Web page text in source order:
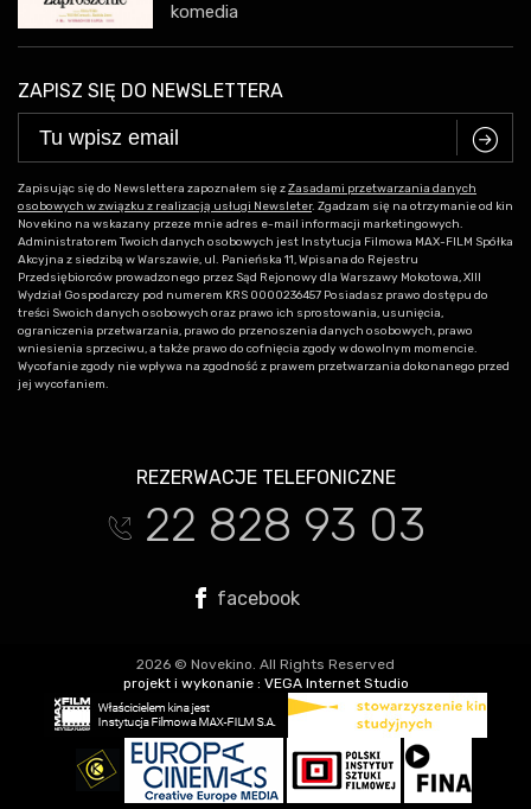
komedia
ZAPISZ SIĘ DO NEWSLETTERA
C
Zapisując się do Newslettera zapoznałem się zZasadami przetwarzania danych
osobowych w związku z realizacją usługi Newsleter. Zgadzam się na otrzymanie od kin
Novekino na wskazany przeze mnie adres e-mail informacji marketingowych.
Administratorem Twoich danych osobowych jest Instytucja Filmowa MAX-FILM Spółka
Akcyjna z siedzibą w Warszawie, ul. Panieńska 11, Wpisana do Rejestru
Przedsiębiorców prowadzonego przez Sąd Rejonowy dla Warszawy Mokotowa, XIII
Wydział Gospodarczy pod numerem KRS 0000236457 Posiadasz prawo dostępu do
treści Swoich danych osobowych oraz prawo ich sprostowania, usunięcia,
ograniczenia przetwarzania, prawo do przenoszenia danych osobowych, prawo
wniesienia sprzeciwu, a także prawo do cofnięcia zgody w dowolnym momencie.
Wycofanie zgody nie wpływa na zgodność z prawem przetwarzania dokonanego przed
jej wycofaniem.
REZERWACJE TELEFONICZNE
t 22 828 93 03
facebook
2026 © Novekino. All Rights Reserved
projekt i wykonanie : VEGA Internet Studio